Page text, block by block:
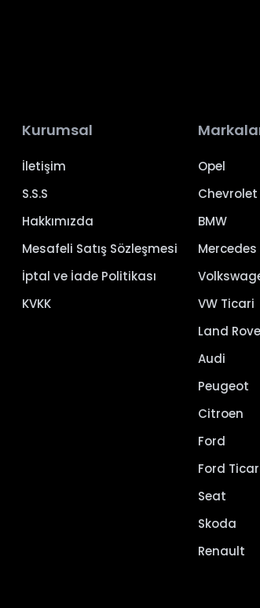
Kurumsal
İletişim
S.S.S
Hakkımızda
Mesafeli Satış Sözleşmesi
İptal ve İade Politikası
KVKK
Opel
Chevrolet
BMW
Mercedes
VW Ticari
Land
Audi
Peugeot
Citroen
Ford
Ford
Seat
Skoda
Renault